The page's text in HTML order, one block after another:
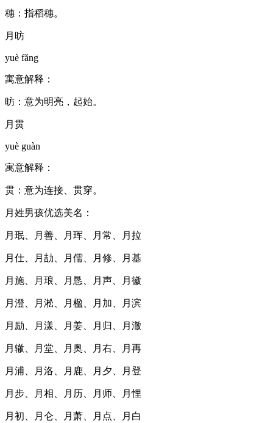
穗：指稻穗。
月昉
yuè fǎng
寓意解释：
昉：意为明亮，起始。
月贯
yuè guàn
寓意解释：
贯：意为连接、贯穿。
月姓男孩优选美名：
月珉、月善、月珲、月常、月拉
月仕、月劼、月儒、月修、月基
月施、月琅、月恳、月声、月徽
月澄、月淞、月楹、月加、月滨
月励、月漾、月姜、月归、月澈
月辙、月堂、月奥、月右、月再
月浦、月洛、月鹿、月夕、月登
月步、月相、月历、月师、月悝
月初、月仑、月萧、月点、月白